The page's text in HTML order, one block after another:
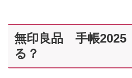
無印良品 手帳2025
る？